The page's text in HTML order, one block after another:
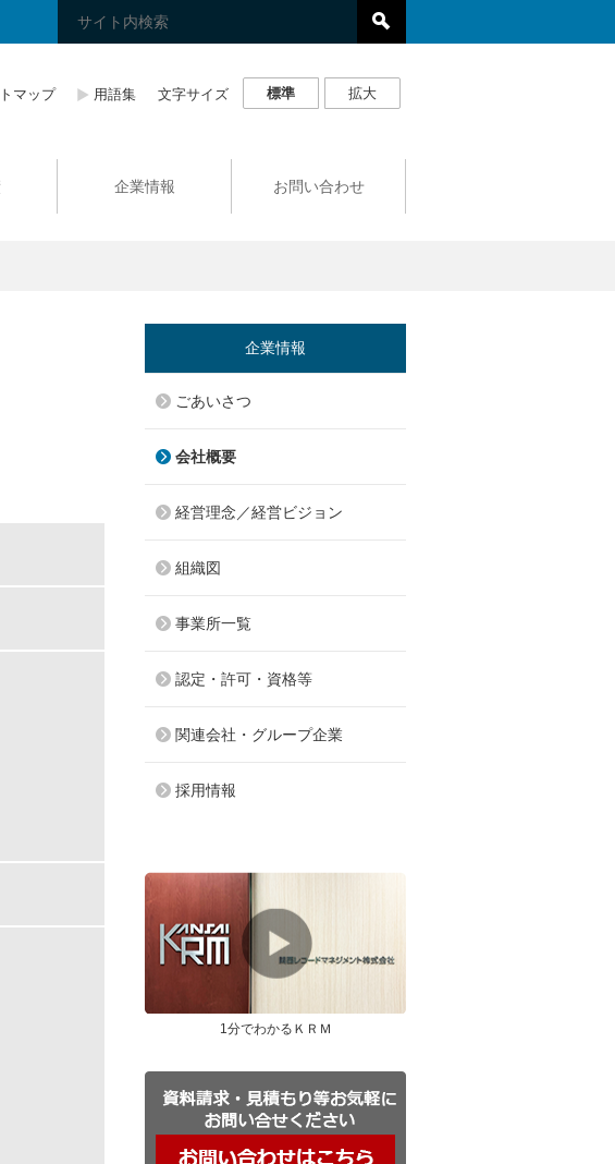
文字サイズ 標準 拡大
マップ 用語集
企業情報 お問い合わせ
企業情報
ごあいさつ
会社概要
経営理念／経営ビジョン
組織図
事業所一覧
認定・許可・資格等
関連会社・グループ企業
採用情報
1分でわかるＫＲＭ